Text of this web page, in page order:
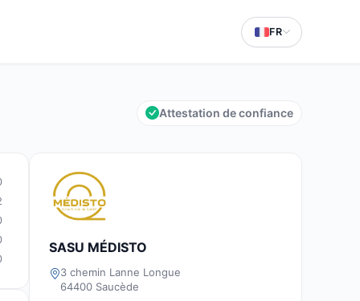
FR
Attestation de confiance
SASU MÉDISTO
3 chemin Lanne Longue
64400 Saucède